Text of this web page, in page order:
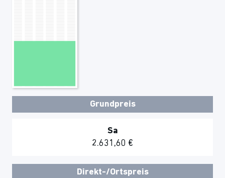
Grundpreis
Sa
2.631,60 €
Direkt-/Ortspreis